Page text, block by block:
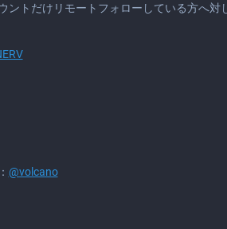
ントだけリモートフォローしている方へ対
@volcano